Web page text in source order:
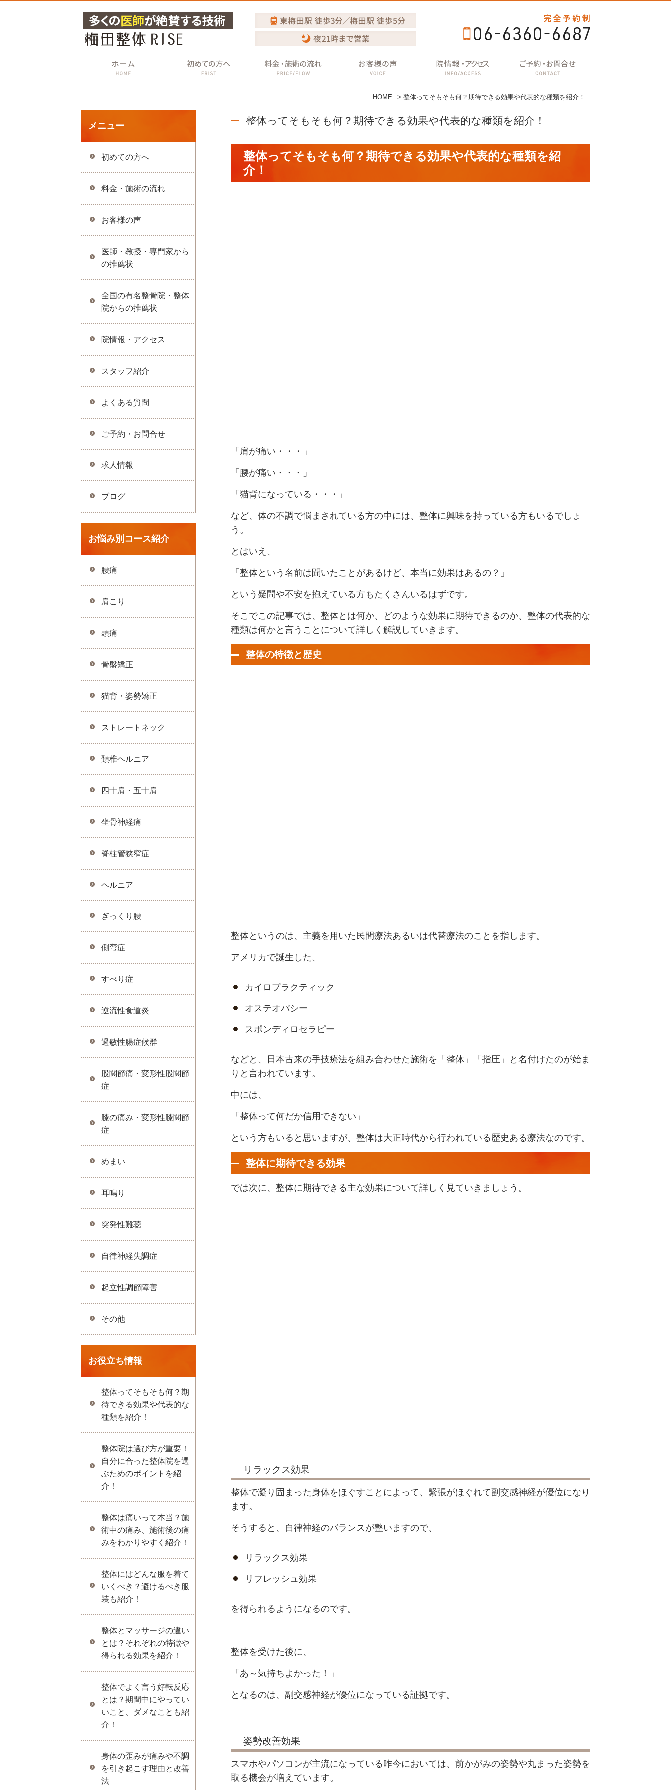
HOME > 整体ってそもそも何？期待できる効果や代表的な種類を紹介！
整体ってそもそも何？期待できる効果や代表的な種類を紹介！
整体ってそもそも何？期待できる効果や代表的な種類を紹
介！
「肩が痛い・・・」
「腰が痛い・・・」
「猫背になっている・・・」
など、体の不調で悩まされている方の中には、整体に興味を持っている方もいるでしょ
う。
とはいえ、
「整体という名前は聞いたことがあるけど、本当に効果はあるの？」
という疑問や不安を抱えている方もたくさんいるはずです。
そこでこの記事では、整体とは何か、どのような効果に期待できるのか、整体の代表的な
種類は何かと言うことについて詳しく解説していきます。
整体の特徴と歴史
整体というのは、主義を用いた民間療法あるいは代替療法のことを指します。
アメリカで誕生した、
カイロプラクティック
オステオパシー
スポンディロセラピー
などと、日本古来の手技療法を組み合わせた施術を「整体」「指圧」と名付けたのが始ま
りと言われています。
中には、
「整体って何だか信用できない」
という方もいると思いますが、整体は大正時代から行われている歴史ある療法なのです。
整体に期待できる効果
では次に、整体に期待できる主な効果について詳しく見ていきましょう。
リラックス効果
整体で凝り固まった身体をほぐすことによって、緊張がほぐれて副交感神経が優位になり
ます。
そうすると、自律神経のバランスが整いますので、
リラックス効果
リフレッシュ効果
を得られるようになるのです。
整体を受けた後に、
「あ～気持ちよかった！」
となるのは、副交感神経が優位になっている証拠です。
姿勢改善効果
スマホやパソコンが主流になっている昨今においては、前かがみの姿勢や丸まった姿勢を
取る機会が増えています。
メニュー
初めての方へ
料金・施術の流れ
お客様の声
医師・教授・専門家から
の推薦状
全国の有名整骨院・整体
院からの推薦状
院情報・アクセス
スタッフ紹介
よくある質問
ご予約・お問合せ
求人情報
ブログ
お悩み別コース紹介
腰痛
肩こり
頭痛
骨盤矯正
猫背・姿勢矯正
ストレートネック
頚椎ヘルニア
四十肩・五十肩
坐骨神経痛
脊柱管狭窄症
ヘルニア
ぎっくり腰
側弯症
すべり症
逆流性食道炎
過敏性腸症候群
股関節痛・変形性股関節
症
膝の痛み・変形性膝関節
症
めまい
耳鳴り
突発性難聴
自律神経失調症
起立性調節障害
その他
お役立ち情報
整体ってそもそも何？期
待できる効果や代表的な
種類を紹介！
整体院は選び方が重要！
自分に合った整体院を選
ぶためのポイントを紹
介！
整体は痛いって本当？施
術中の痛み、施術後の痛
みをわかりやすく紹介！
整体にはどんな服を着て
いくべき？避けるべき服
装も紹介！
整体とマッサージの違い
とは？それぞれの特徴や
得られる効果を紹介！
整体でよく言う好転反応
とは？期間中にやってい
いこと、ダメなことも紹
介！
身体の歪みが痛みや不調
を引き起こす理由と改善
法